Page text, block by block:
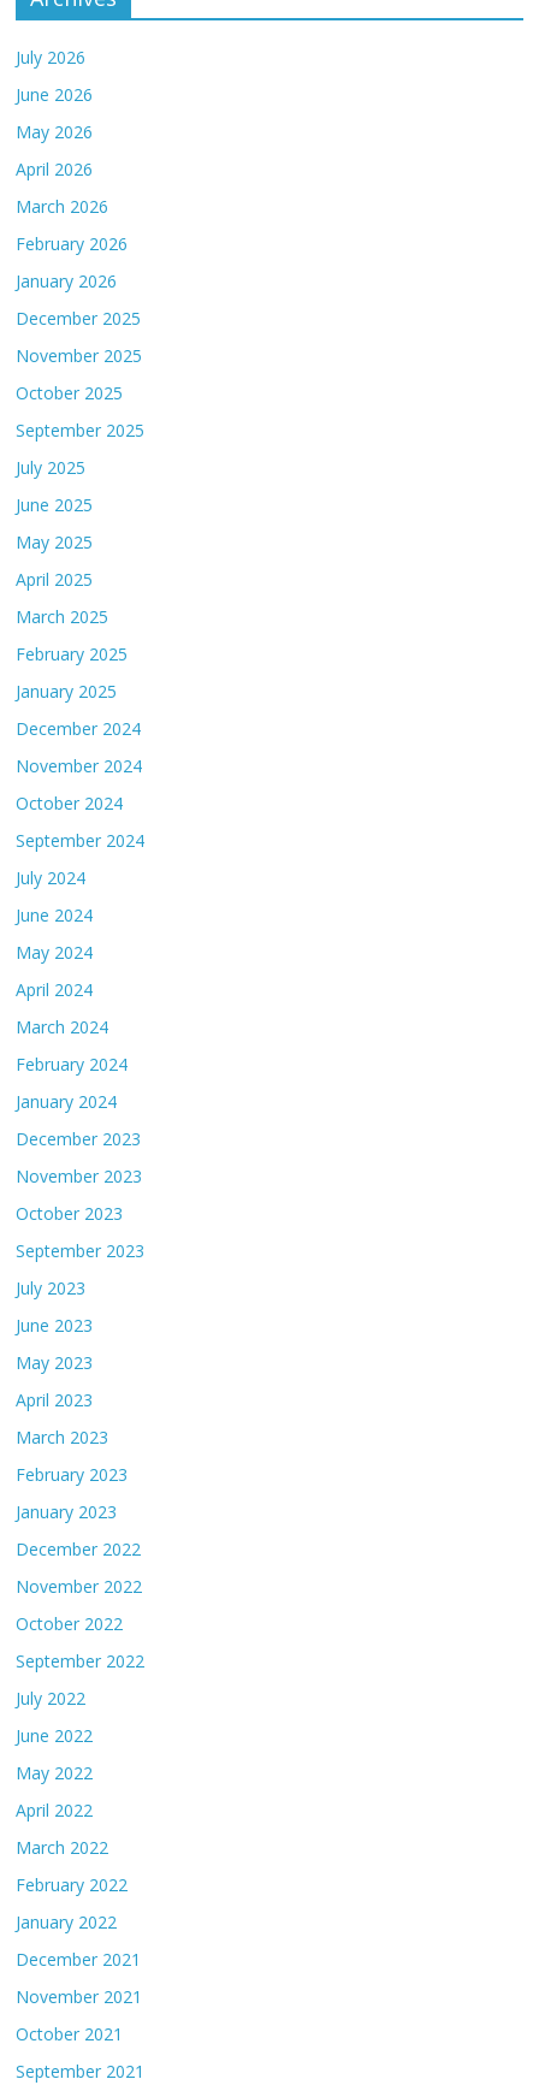
July 2026
June 2026
May 2026
April 2026
March 2026
February 2026
January 2026
December 2025
November 2025
October 2025
September 2025
July 2025
June 2025
May 2025
April 2025
March 2025
February 2025
January 2025
December 2024
November 2024
October 2024
September 2024
July 2024
June 2024
May 2024
April 2024
March 2024
February 2024
January 2024
December 2023
November 2023
October 2023
September 2023
July 2023
June 2023
May 2023
April 2023
March 2023
February 2023
January 2023
December 2022
November 2022
October 2022
September 2022
July 2022
June 2022
May 2022
April 2022
March 2022
February 2022
January 2022
December 2021
November 2021
October 2021
September 2021